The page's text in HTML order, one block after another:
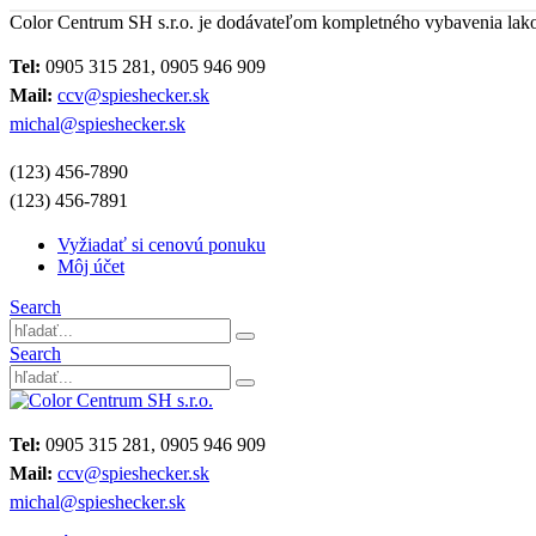
Color Centrum SH s.r.o. je dodávateľom kompletného vybavenia
Tel: 0905 315 281, 0905 946 909
Mail: ccv@spieshecker.sk
michal@spieshecker.sk
(123) 456-7890
(123) 456-7891
Vyžiadať si cenovú ponuku
Môj účet
Search
Search
Tel: 0905 315 281, 0905 946 909
Mail: ccv@spieshecker.sk
michal@spieshecker.sk